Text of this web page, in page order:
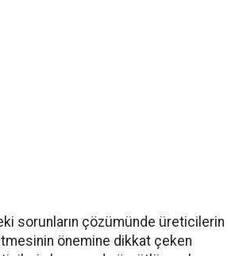
sorunların çözümünde üreticilerin
önemine dikkat çeken